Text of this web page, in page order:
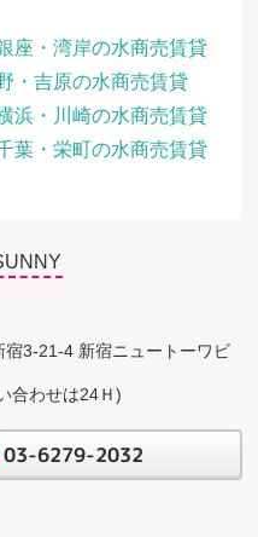
座・湾岸の水商売賃貸
野・吉原の水商売賃貸
浜・川崎の水商売賃貸
葉・栄町の水商売賃貸
宿3-21-4 新宿ニュートーワビ
合わせは24Ｈ)
03-6279-2032